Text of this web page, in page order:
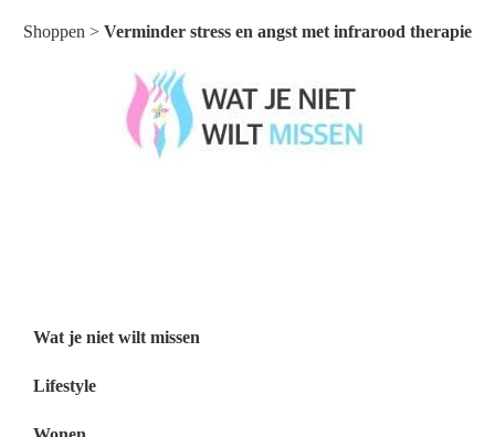
Shoppen > Verminder stress en angst met infrarood therapie
Wat je niet wilt missen
Lifestyle